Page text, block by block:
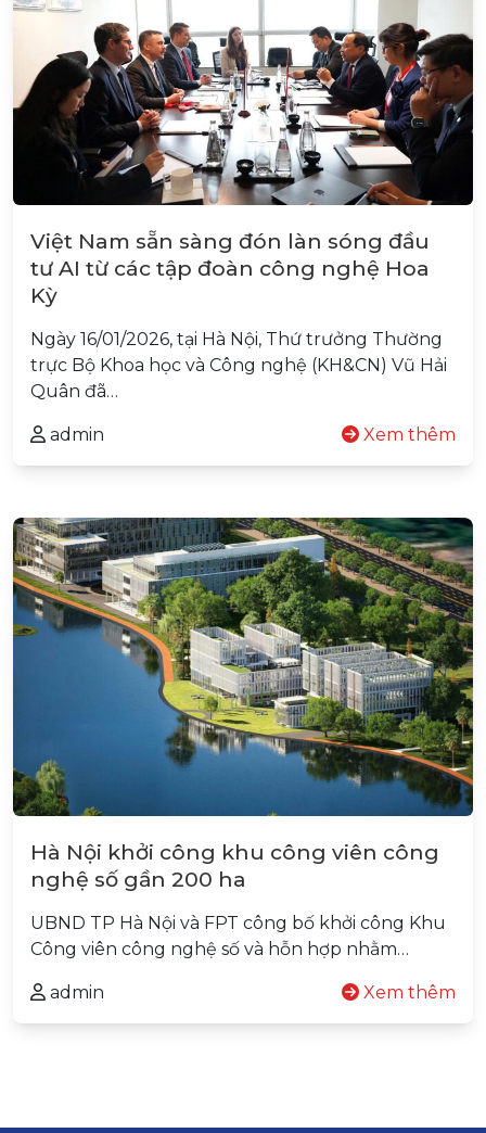
Việt Nam sẵn sàng đón làn sóng đầu
tư AI từ các tập đoàn công nghệ Hoa
Kỳ
Ngày 16/01/2026, tại Hà Nội, Thứ trưởng Thường
trực Bộ Khoa học và Công nghệ (KH&CN) Vũ Hải
Quân đã…
admin Xem thêm
Hà Nội khởi công khu công viên công
nghệ số gần 200 ha
UBND TP Hà Nội và FPT công bố khởi công Khu
Công viên công nghệ số và hỗn hợp nhằm…
admin Xem thêm